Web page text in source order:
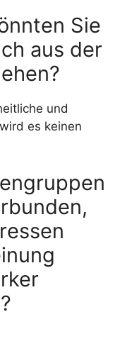
Sie
aus der
und
es keinen